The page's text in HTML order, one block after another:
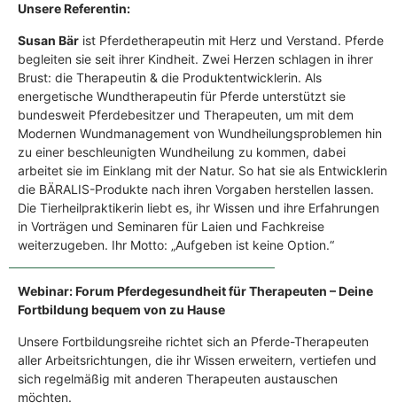
Unsere Referentin:
Susan Bär ist Pferdetherapeutin mit Herz und Verstand. Pferde
begleiten sie seit ihrer Kindheit. Zwei Herzen schlagen in ihrer
Brust: die Therapeutin & die Produktentwicklerin. Als
energetische Wundtherapeutin für Pferde unterstützt sie
bundesweit Pferdebesitzer und Therapeuten, um mit dem
Modernen Wundmanagement von Wundheilungsproblemen hin
zu einer beschleunigten Wundheilung zu kommen, dabei
arbeitet sie im Einklang mit der Natur. So hat sie als Entwicklerin
die BÄRALIS-Produkte nach ihren Vorgaben herstellen lassen.
Die Tierheilpraktikerin liebt es, ihr Wissen und ihre Erfahrungen
in Vorträgen und Seminaren für Laien und Fachkreise
weiterzugeben. Ihr Motto: „Aufgeben ist keine Option.“
Webinar: Forum Pferdegesundheit für Therapeuten – Deine
Fortbildung bequem von zu Hause
Unsere Fortbildungsreihe richtet sich an Pferde-Therapeuten
aller Arbeitsrichtungen, die ihr Wissen erweitern, vertiefen und
sich regelmäßig mit anderen Therapeuten austauschen
möchten.